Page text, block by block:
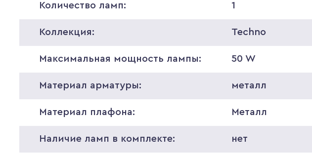
Количество ламп: 1
Коллекция: Techno
Максимальная мощность лампы: 50 W
Материал арматуры: металл
Материал плафона: Металл
Наличие ламп в комплекте: нет